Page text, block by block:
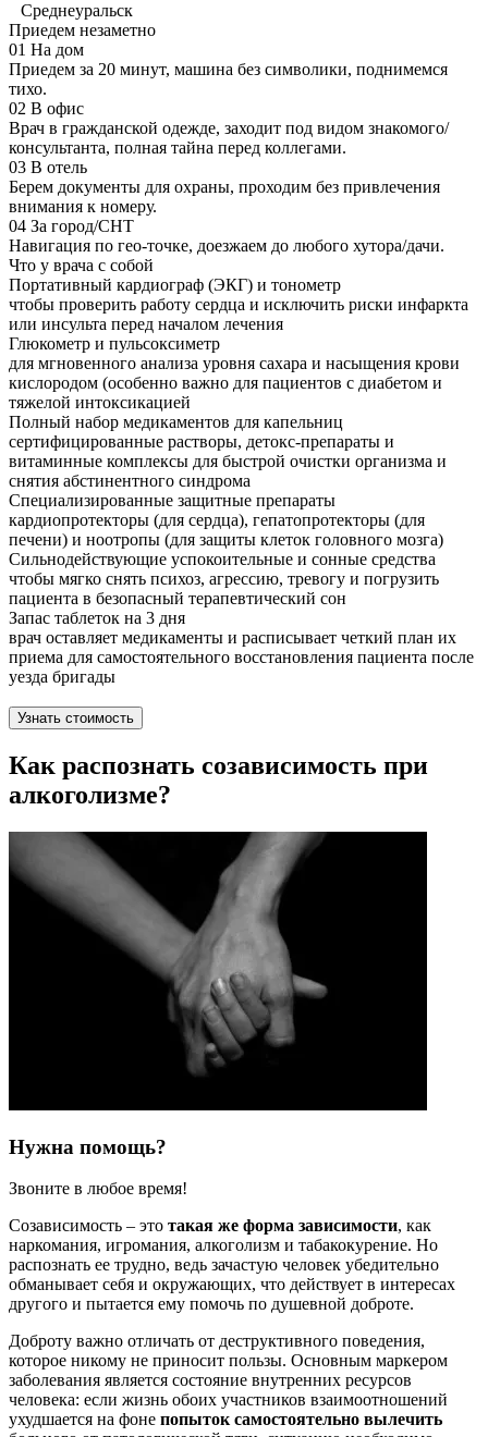
Среднеуральск
Приедем незаметно
01 На дом
Приедем за 20 минут, машина без символики, поднимемся
тихо.
02 В офис
Врач в гражданской одежде, заходит под видом знакомого/
консультанта, полная тайна перед коллегами.
03 В отель
Берем документы для охраны, проходим без привлечения
внимания к номеру.
04 За город/СНТ
Навигация по гео-точке, доезжаем до любого хутора/дачи.
Что у врача с собой
Портативный кардиограф (ЭКГ) и тонометр
чтобы проверить работу сердца и исключить риски инфаркта
или инсульта перед началом лечения
Глюкометр и пульсоксиметр
для мгновенного анализа уровня сахара и насыщения крови
кислородом (особенно важно для пациентов с диабетом и
тяжелой интоксикацией
Полный набор медикаментов для капельниц
сертифицированные растворы, детокс-препараты и
витаминные комплексы для быстрой очистки организма и
снятия абстинентного синдрома
Специализированные защитные препараты
кардиопротекторы (для сердца), гепатопротекторы (для
печени) и ноотропы (для защиты клеток головного мозга)
Сильнодействующие успокоительные и сонные средства
чтобы мягко снять психоз, агрессию, тревогу и погрузить
пациента в безопасный терапевтический сон
Запас таблеток на 3 дня
врач оставляет медикаменты и расписывает четкий план их
приема для самостоятельного восстановления пациента после
уезда бригады
Узнать стоимость
Как распознать созависимость при
алкоголизме?
Нужна помощь?
Звоните в любое время!
Созависимость – это такая же форма зависимости, как
наркомания, игромания, алкоголизм и табакокурение. Но
распознать ее трудно, ведь зачастую человек убедительно
обманывает себя и окружающих, что действует в интересах
другого и пытается ему помочь по душевной доброте.
Доброту важно отличать от деструктивного поведения,
которое никому не приносит пользы. Основным маркером
заболевания является состояние внутренних ресурсов
человека: если жизнь обоих участников взаимоотношений
ухудшается на фоне попыток самостоятельно вылечить